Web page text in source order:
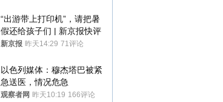
“出游带上打印机”，请把暑
假还给孩子们 | 新京报快评
新京报 昨天14:29 71评论
以色列媒体：穆杰塔巴被紧
急送医，情况危急
观察者网 昨天10:19 166评论